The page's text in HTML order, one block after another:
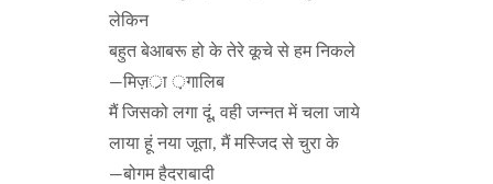
लेकिन
बहुत बेआबरू हो के तेरे कूचे से हम निकले
—मिज़र्ा ़गालिब
मैं जिसको लगा दूं, वही जन्नत में चला जाये
लाया हूं नया जूता, मैं मस्जिद से चुरा के
—बोगम हैदराबादी